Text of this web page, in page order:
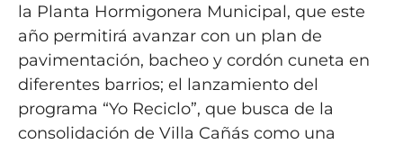
la Planta Hormigonera Municipal, que este
año permitirá avanzar con un plan de
pavimentación, bacheo y cordón cuneta en
diferentes barrios; el lanzamiento del
programa “Yo Reciclo”, que busca de la
consolidación de Villa Cañás como una